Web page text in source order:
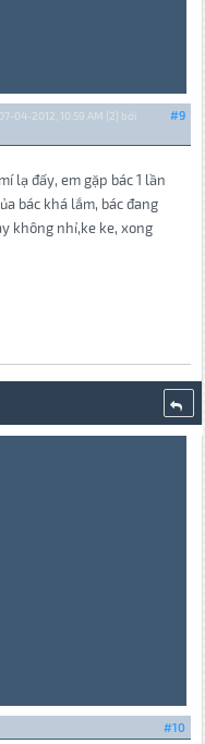
#9
04-2012, 10:59 AM {2} bởi
lạ đấy, em gặp bác 1 lần
bác khá lắm, bác đang
không nhỉ,ke ke, xong
#10